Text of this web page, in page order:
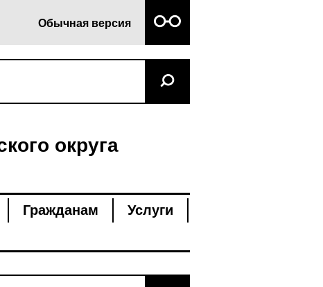
Обычная версия
округа
Гражданам
Услуги